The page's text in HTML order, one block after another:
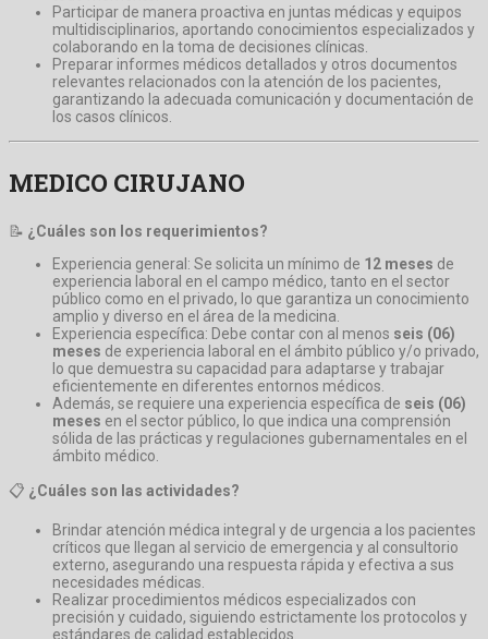
Participar de manera proactiva en juntas médicas y equipos
multidisciplinarios, aportando conocimientos especializados y
colaborando en la toma de decisiones clínicas.
Preparar informes médicos detallados y otros documentos
relevantes relacionados con la atención de los pacientes,
garantizando la adecuada comunicación y documentación de
los casos clínicos.
MEDICO CIRUJANO
📝 ¿Cuáles son los requerimientos?
Experiencia general: Se solicita un mínimo de 12 meses de
experiencia laboral en el campo médico, tanto en el sector
público como en el privado, lo que garantiza un conocimiento
amplio y diverso en el área de la medicina.
Experiencia específica: Debe contar con al menos seis (06)
meses de experiencia laboral en el ámbito público y/o privado,
lo que demuestra su capacidad para adaptarse y trabajar
eficientemente en diferentes entornos médicos.
Además, se requiere una experiencia específica de seis (06)
meses en el sector público, lo que indica una comprensión
sólida de las prácticas y regulaciones gubernamentales en el
ámbito médico.
📋 ¿Cuáles son las actividades?
Brindar atención médica integral y de urgencia a los pacientes
críticos que llegan al servicio de emergencia y al consultorio
externo, asegurando una respuesta rápida y efectiva a sus
necesidades médicas.
Realizar procedimientos médicos especializados con
precisión y cuidado, siguiendo estrictamente los protocolos y
estándares de calidad establecidos.